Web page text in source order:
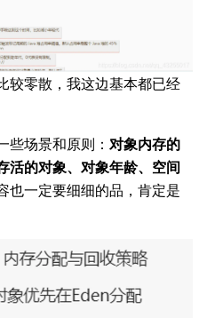
较零散，我这边基本都已经
些场景和原则： 对象内存的
活的对象、对象年龄、空间
也一定要细细的品，肯定是